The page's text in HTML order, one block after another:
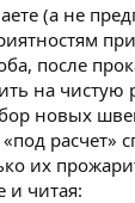
(а не
после
на чистую
новых
расчет»
их
и читая: